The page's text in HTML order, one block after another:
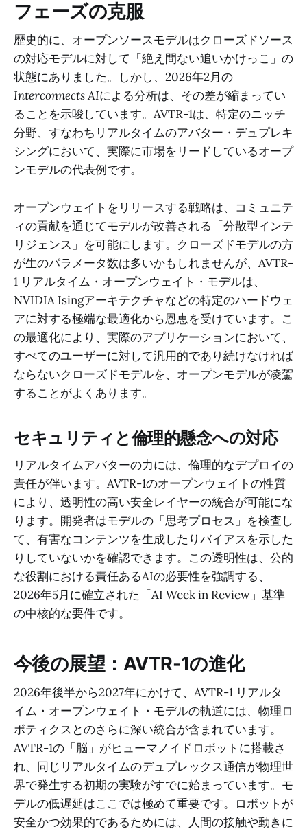
フェーズの克服
歴史的に、オープンソースモデルはクローズドソース
の対応モデルに対して「絶え間ない追いかけっこ」の
状態にありました。しかし、2026年2月の
Interconnects AIによる分析は、その差が縮まってい
ることを示唆しています。AVTR-1は、特定のニッチ
分野、すなわちリアルタイムのアバター・デュプレキ
シングにおいて、実際に市場をリードしているオープ
ンモデルの代表例です。
オープンウェイトをリリースする戦略は、コミュニテ
ィの貢献を通じてモデルが改善される「分散型インテ
リジェンス」を可能にします。クローズドモデルの方
が生のパラメータ数は多いかもしれませんが、AVTR-
1 リアルタイム・オープンウェイト・モデルは、
NVIDIA Isingアーキテクチャなどの特定のハードウェ
アに対する極端な最適化から恩恵を受けています。こ
の最適化により、実際のアプリケーションにおいて、
すべてのユーザーに対して汎用的であり続けなければ
ならないクローズドモデルを、オープンモデルが凌駕
することがよくあります。
セキュリティと倫理的懸念への対応
リアルタイムアバターの力には、倫理的なデプロイの
責任が伴います。AVTR-1のオープンウェイトの性質
により、透明性の高い安全レイヤーの統合が可能にな
ります。開発者はモデルの「思考プロセス」を検査し
て、有害なコンテンツを生成したりバイアスを示した
りしていないかを確認できます。この透明性は、公的
な役割における責任あるAIの必要性を強調する、
2026年5月に確立された「AI Week in Review」基準
の中核的な要件です。
今後の展望：AVTR-1の進化
2026年後半から2027年にかけて、AVTR-1 リアルタ
イム・オープンウェイト・モデルの軌道には、物理ロ
ボティクスとのさらに深い統合が含まれています。
AVTR-1の「脳」がヒューマノイドロボットに搭載さ
れ、同じリアルタイムのデュプレックス通信が物理世
界で発生する初期の実験がすでに始まっています。モ
デルの低遅延はここでは極めて重要です。ロボットが
安全かつ効果的であるためには、人間の接触や動きに